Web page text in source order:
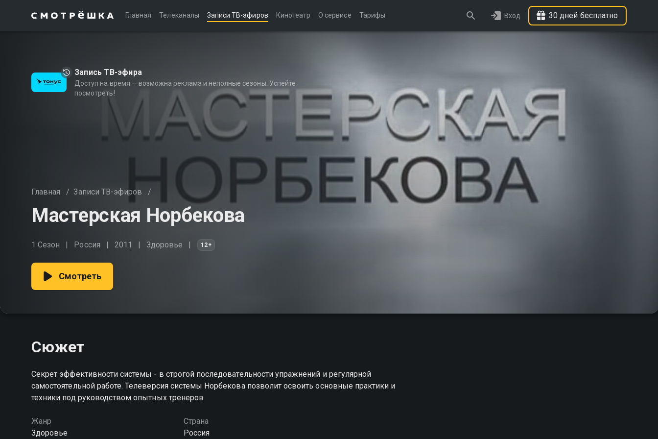
Главная Телеканалы Записи ТВ-эфиров Кинотеатр О сервисе Тарифы Вход 30 дней бесплатно
Запись ТВ-эфира
Доступ на время — возможна реклама и неполные сезоны. Успейте
посмотреть!
Главная / Записи ТВ-эфиров /
Мастерская Норбекова
1 Сезон Россия 2011 Здоровье 12+
Смотреть
Сюжет
Секрет эффективности системы - в строгой последовательности упражнений и регулярной
самостоятельной работе. Телеверсия системы Норбекова позволит освоить основные практики и
техники под руководством опытных тренеров
Жанр
Здоровье
Страна
Россия